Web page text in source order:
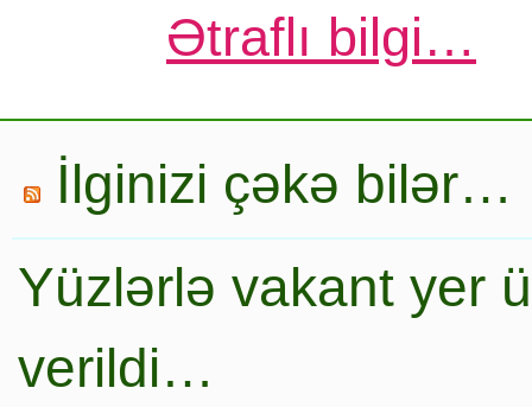
Ətraflı bilgi…
İlginizi çəkə bilər…
Yüzlərlə vakant yer
verildi…